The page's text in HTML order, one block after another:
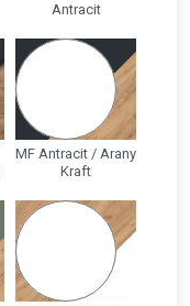
Antracit
MF Antracit / Arany
Kraft